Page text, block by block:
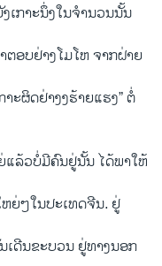
ເກາະນຶ່ງໃນຈໍານວນນັ້ນ
ອບຢ່າງໂມໂຫ ຈາກຝ່າຍ
ະຜິດຢ່າງງຮ້າຍແຮງ” ຕໍ່
ແລ້ວບໍ່ມີຄົນຢູ່ນັ້ນ ໄດ້ພາໃຫ້
ຍ່ໆໃນປະເທດຈີນ. ຢູ່
ດີນຂະບວນ ຢູ່ທາງນອກ